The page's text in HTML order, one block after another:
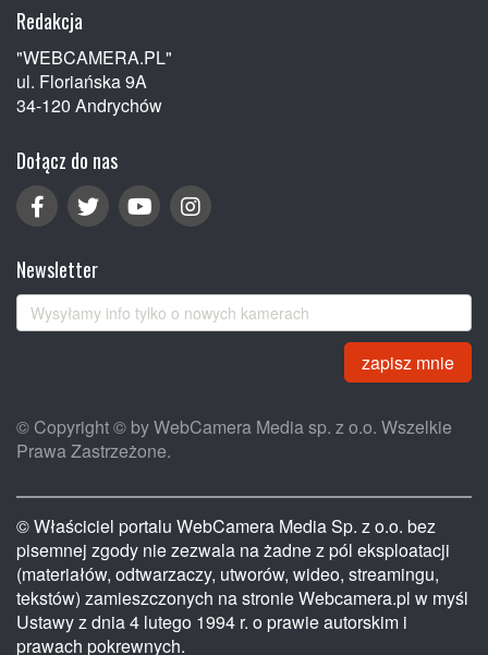
Redakcja
"WEBCAMERA.PL"
ul. Floriańska 9A
34-120 Andrychów
Dołącz do nas
Newsletter
zapisz mnie
© Copyright © by WebCamera Media sp. z o.o. Wszelkie
Prawa Zastrzeżone.
© Właściciel portalu WebCamera Media Sp. z o.o. bez
pisemnej zgody nie zezwala na żadne z pól eksploatacji
(materiałów, odtwarzaczy, utworów, wideo, streamingu,
tekstów) zamieszczonych na stronie Webcamera.pl w myśl
Ustawy z dnia 4 lutego 1994 r. o prawie autorskim i
prawach pokrewnych.